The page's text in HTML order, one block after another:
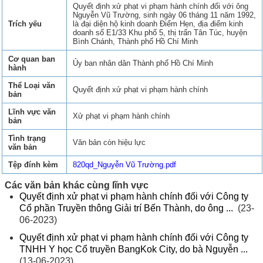
Trích yếu
Quyết định xử phạt vi phạm hành chính đối với ông
Nguyễn Vũ Trường, sinh ngày 06 tháng 11 năm 1992,
là đại diện hộ kinh doanh Điểm Hẹn, địa điểm kinh
doanh số E1/33 Khu phố 5, thị trấn Tân Túc, huyện
Bình Chánh, Thành phố Hồ Chí Minh
Cơ quan ban
hành
Ủy ban nhân dân Thành phố Hồ Chí Minh
Thể Loại văn
bản
Quyết định xử phạt vi phạm hành chính
Lĩnh vực văn
bản
Xử phạt vi phạm hành chính
Tình trạng
văn bản
Văn bản còn hiệu lực
Tệp đính kèm 820qd_Nguyễn Vũ Trường.pdf
Các văn bản khác cùng lĩnh vực
Quyết định xử phạt vi phạm hành chính đối với Công ty
Cổ phần Truyền thông Giải trí Bến Thành, do ông ... (23-
06-2023)
Quyết định xử phạt vi phạm hành chính đối với Công ty
TNHH Y học Cổ truyền BangKok City, do bà Nguyễn ...
(13-06-2023)